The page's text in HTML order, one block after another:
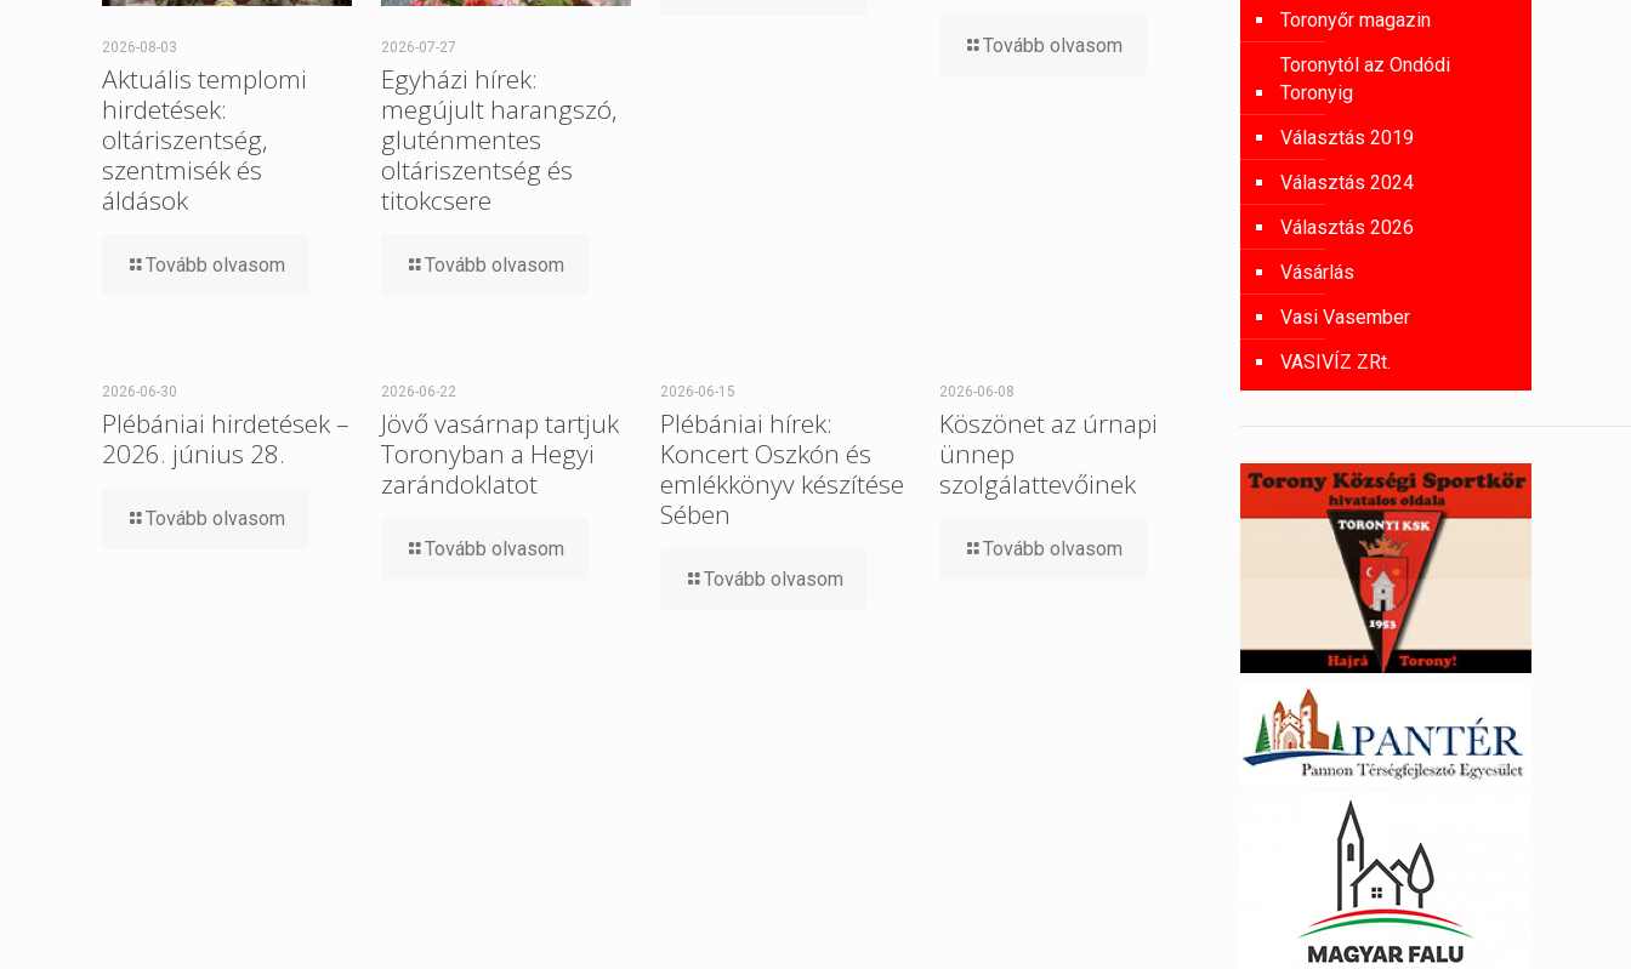
2026-08-03
Aktuális templomi
hirdetések:
oltáriszentség,
szentmisék és
áldások
Tovább olvasom
2026-07-27
Egyházi hírek:
megújult harangszó,
gluténmentes
oltáriszentség és
titokcsere
Tovább olvasom
Tovább olvasom
2026-06-30
Plébániai hirdetések –
2026. június 28.
Tovább olvasom
2026-06-22
Jövő vasárnap tartjuk
Toronyban a Hegyi
zarándoklatot
Tovább olvasom
2026-06-15
Plébániai hírek:
Koncert Oszkón és
emlékkönyv készítése
Sében
Tovább olvasom
2026-06-08
Köszönet az úrnapi
ünnep
szolgálattevőinek
Tovább olvasom
Toronyőr magazin
Toronytól az Ondódi
Toronyig
Választás 2019
Választás 2024
Választás 2026
Vásárlás
Vasi Vasember
VASIVÍZ ZRt.